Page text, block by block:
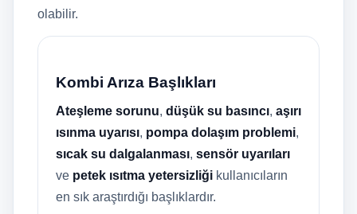
olabilir.
Kombi Arıza Başlıkları
Ateşleme sorunu, düşük su basıncı, aşırı
ısınma uyarısı, pompa dolaşım problemi,
sıcak su dalgalanması, sensör uyarıları
ve petek ısıtma yetersizliği kullanıcıların
en sık araştırdığı başlıklardır.